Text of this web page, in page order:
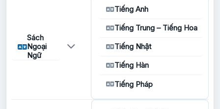
Sách
Ngoại
Ngữ
Tiếng Anh
Tiếng Trung – Tiếng Hoa
Tiếng Nhật
Tiếng Hàn
Tiếng Pháp